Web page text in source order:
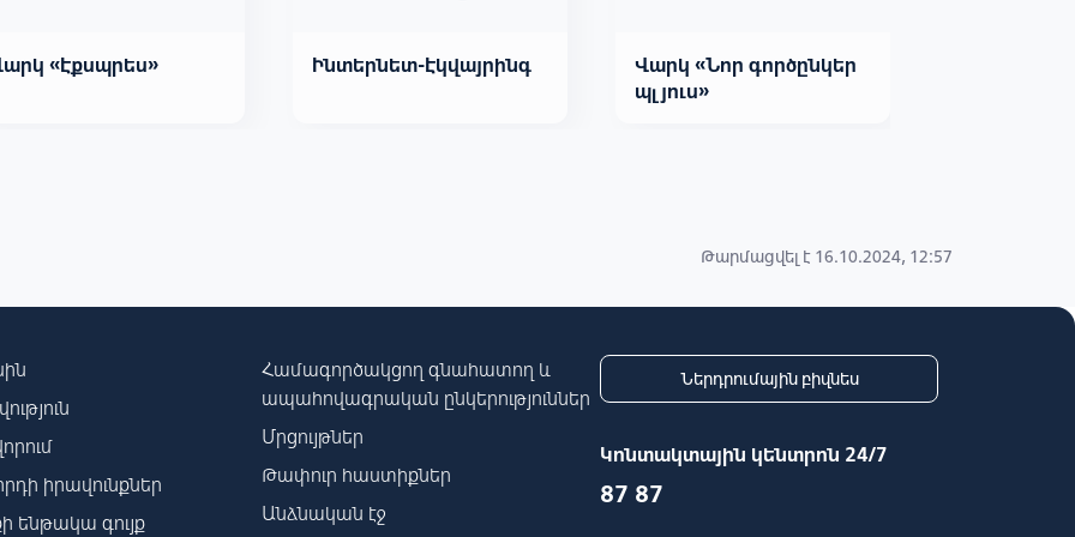
«Էքսպրես» Ինտերնետ-Էկվայրինգ
Վարկ «Նոր գործընկեր
պլյուս»
Թարմացվել է 16.10.2024, 12:57
իրավունքներ
ենթակա գույք
Համագործակցող գնահատող և
ապահովագրական ընկերություններ
Մրցույթներ
Թափուր հաստիքներ
Անձնական էջ
Ներդրումային բիզնես
Կոնտակտային կենտրոն 24/7
87 87